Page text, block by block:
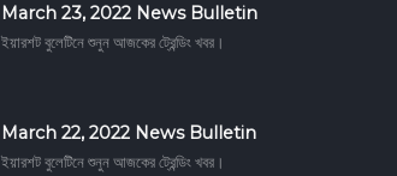
March 23, 2022 News Bulletin
ইয়ারশট বুলেটিনে শুনুন আজকের ট্রেন্ডিং খবর।
March 22, 2022 News Bulletin
ইয়ারশট বুলেটিনে শুনুন আজকের ট্রেন্ডিং খবর।